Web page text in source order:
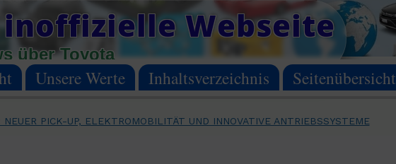
inoffizielle Webseite
über Toyota
Unsere Werte Inhaltsverzeichnis Seitenübersicht
NEUER PICK-UP, ELEKTROMOBILITÄT UND INNOVATIVE ANTRIEBSSYSTEME